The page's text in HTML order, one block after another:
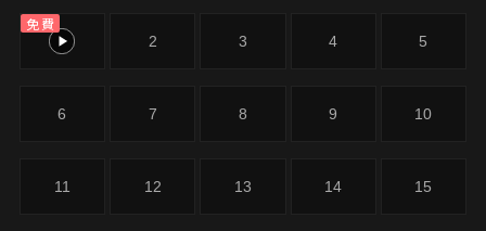
出什麼新火花…
免費
1 2 3 4 5
6 7 8 9 10
11 12 13 14 15